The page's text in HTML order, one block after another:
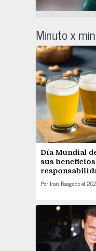
Minuto x
Día Mundial
sus
Por Irais Rasgadoel